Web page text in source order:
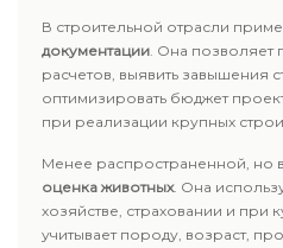
В строительной отрасли
документации. Она позволяет
расчетов, выявить завышения
оптимизировать бюджет
при реализации крупных
Менее распространенной, но
оценка животных. Она
хозяйстве, страховании и при
учитывает породу, возраст,